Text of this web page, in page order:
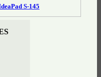
S-145